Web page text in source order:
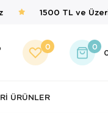
1500 TL ve Üzeri
0 0
ÜRÜNLER